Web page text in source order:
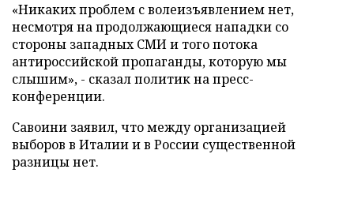
«Никаких проблем с волеизъявлением нет,
несмотря на продолжающиеся нападки со
стороны западных СМИ и того потока
антироссийской пропаганды, которую мы
слышим», - сказал политик на пресс-
конференции.
Савоини заявил, что между организацией
выборов в Италии и в России существенной
разницы нет.